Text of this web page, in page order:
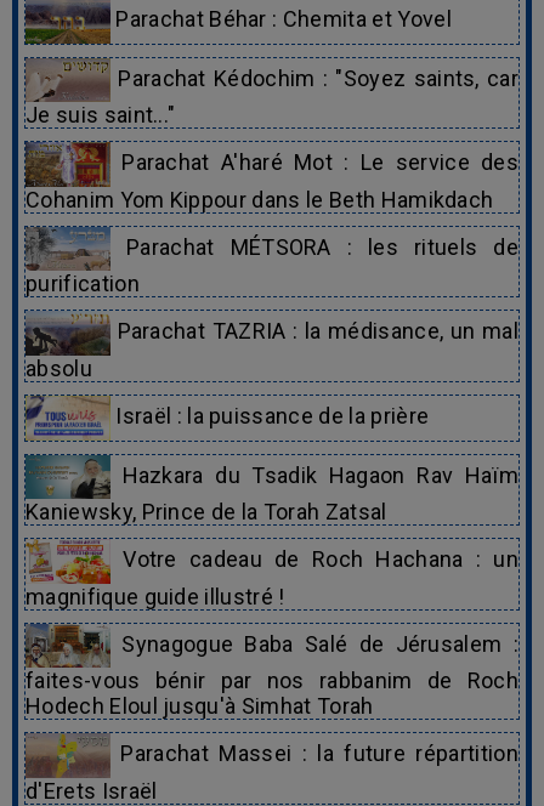
Parachat Béhar : Chemita et Yovel
Parachat Kédochim : "Soyez saints, car
Je suis saint..."
Parachat A'haré Mot : Le service des
Cohanim Yom Kippour dans le Beth Hamikdach
Parachat MÉTSORA : les rituels de
purification
Parachat TAZRIA : la médisance, un mal
absolu
Israël : la puissance de la prière
Hazkara du Tsadik Hagaon Rav Haïm
Kaniewsky, Prince de la Torah Zatsal
Votre cadeau de Roch Hachana : un
magnifique guide illustré !
Synagogue Baba Salé de Jérusalem :
faites-vous bénir par nos rabbanim de Roch
Hodech Eloul jusqu'à Simhat Torah
Parachat Massei : la future répartition
d'Erets Israël